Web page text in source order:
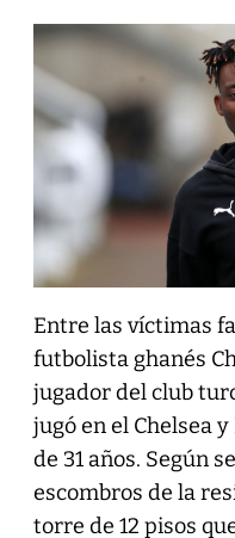
Entre las víctimas
futbolista ghanés
jugador del club
jugó en el Chelsea
de 31 años. Según
escombros de la
torre de 12 pisos